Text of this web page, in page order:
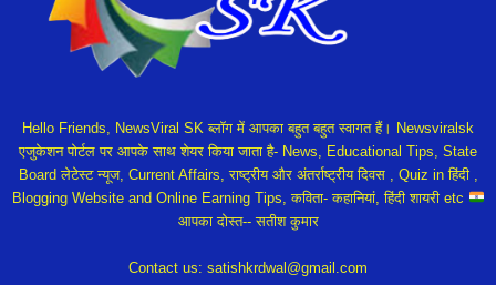
Hello Friends, NewsViral SK ब्लॉग में आपका बहुत बहुत स्वागत हैं। Newsviralsk
एजुकेशन पोर्टल पर आपके साथ शेयर किया जाता है- News, Educational Tips, State
Board लेटेस्ट न्यूज, Current Affairs, राष्ट्रीय और अंतर्राष्ट्रीय दिवस , Quiz in हिंदी ,
Blogging Website and Online Earning Tips, कविता- कहानियां, हिंदी शायरी etc
आपका दोस्त-- सतीश कुमार
Contact us: satishkrdwal@gmail.com